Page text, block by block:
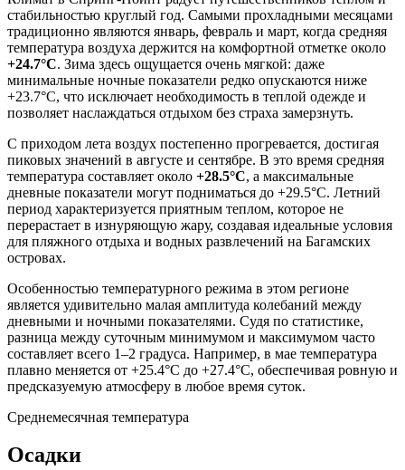
стабильностью круглый год. Самыми прохладными месяцами
традиционно являются январь, февраль и март, когда средняя
температура воздуха держится на комфортной отметке около
+24.7°C. Зима здесь ощущается очень мягкой: даже
минимальные ночные показатели редко опускаются ниже
+23.7°C, что исключает необходимость в теплой одежде и
позволяет наслаждаться отдыхом без страха замерзнуть.
С приходом лета воздух постепенно прогревается, достигая
пиковых значений в августе и сентябре. В это время средняя
температура составляет около +28.5°C, а максимальные
дневные показатели могут подниматься до +29.5°C. Летний
период характеризуется приятным теплом, которое не
перерастает в изнуряющую жару, создавая идеальные условия
для пляжного отдыха и водных развлечений на Багамских
островах.
Особенностью температурного режима в этом регионе
является удивительно малая амплитуда колебаний между
дневными и ночными показателями. Судя по статистике,
разница между суточным минимумом и максимумом часто
составляет всего 1–2 градуса. Например, в мае температура
плавно меняется от +25.4°C до +27.4°C, обеспечивая ровную и
предсказуемую атмосферу в любое время суток.
Среднемесячная температура
Осадки